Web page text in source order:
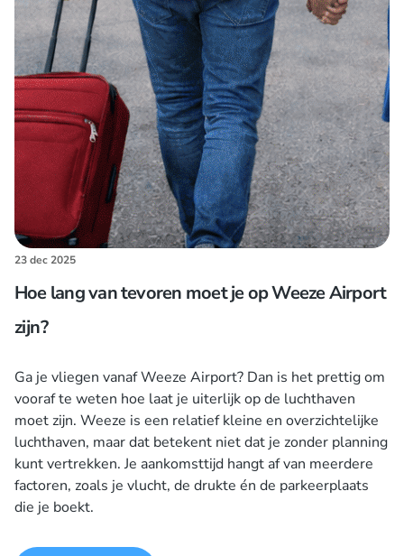
23 dec 2025
Hoe lang van tevoren moet je op Weeze Airport
zijn?
Ga je vliegen vanaf Weeze Airport? Dan is het prettig om
vooraf te weten hoe laat je uiterlijk op de luchthaven
moet zijn. Weeze is een relatief kleine en overzichtelijke
luchthaven, maar dat betekent niet dat je zonder planning
kunt vertrekken. Je aankomsttijd hangt af van meerdere
factoren, zoals je vlucht, de drukte én de parkeerplaats
die je boekt.